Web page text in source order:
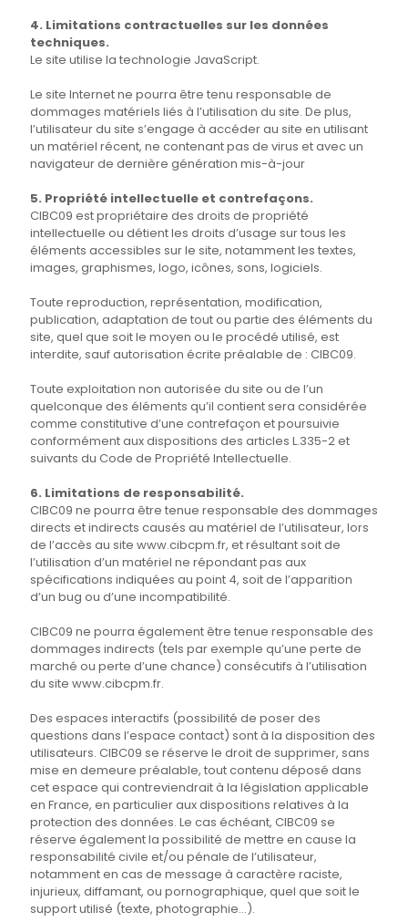
4. Limitations contractuelles sur les données
techniques.
Le site utilise la technologie JavaScript.
Le site Internet ne pourra être tenu responsable de
dommages matériels liés à l’utilisation du site. De plus,
l’utilisateur du site s’engage à accéder au site en utilisant
un matériel récent, ne contenant pas de virus et avec un
navigateur de dernière génération mis-à-jour
5. Propriété intellectuelle et contrefaçons.
CIBC09 est propriétaire des droits de propriété
intellectuelle ou détient les droits d’usage sur tous les
éléments accessibles sur le site, notamment les textes,
images, graphismes, logo, icônes, sons, logiciels.
Toute reproduction, représentation, modification,
publication, adaptation de tout ou partie des éléments du
site, quel que soit le moyen ou le procédé utilisé, est
interdite, sauf autorisation écrite préalable de : CIBC09.
Toute exploitation non autorisée du site ou de l’un
quelconque des éléments qu’il contient sera considérée
comme constitutive d’une contrefaçon et poursuivie
conformément aux dispositions des articles L.335-2 et
suivants du Code de Propriété Intellectuelle.
6. Limitations de responsabilité.
CIBC09 ne pourra être tenue responsable des dommages
directs et indirects causés au matériel de l’utilisateur, lors
de l’accès au site www.cibcpm.fr, et résultant soit de
l’utilisation d’un matériel ne répondant pas aux
spécifications indiquées au point 4, soit de l’apparition
d’un bug ou d’une incompatibilité.
CIBC09 ne pourra également être tenue responsable des
dommages indirects (tels par exemple qu’une perte de
marché ou perte d’une chance) consécutifs à l’utilisation
du site www.cibcpm.fr.
Des espaces interactifs (possibilité de poser des
questions dans l’espace contact) sont à la disposition des
utilisateurs. CIBC09 se réserve le droit de supprimer, sans
mise en demeure préalable, tout contenu déposé dans
cet espace qui contreviendrait à la législation applicable
en France, en particulier aux dispositions relatives à la
protection des données. Le cas échéant, CIBC09 se
réserve également la possibilité de mettre en cause la
responsabilité civile et/ou pénale de l’utilisateur,
notamment en cas de message à caractère raciste,
injurieux, diffamant, ou pornographique, quel que soit le
support utilisé (texte, photographie…).